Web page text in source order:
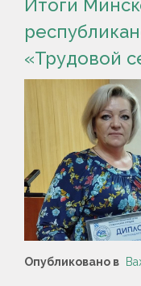
Итоги
«Трудовой
Опубликовано в